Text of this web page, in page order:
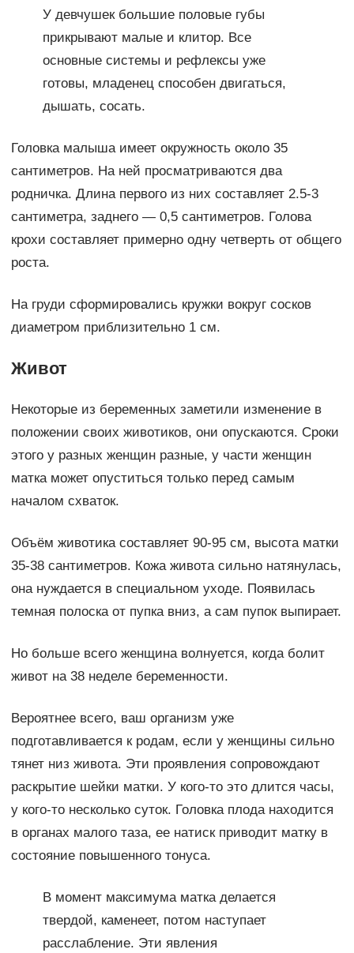
У девчушек большие половые губы
прикрывают малые и клитор. Все
основные системы и рефлексы уже
готовы, младенец способен двигаться,
дышать, сосать.
Головка малыша имеет окружность около 35
сантиметров. На ней просматриваются два
родничка. Длина первого из них составляет 2.5-3
сантиметра, заднего — 0,5 сантиметров. Голова
крохи составляет примерно одну четверть от общего
роста.
На груди сформировались кружки вокруг сосков
диаметром приблизительно 1 см.
Живот
Некоторые из беременных заметили изменение в
положении своих животиков, они опускаются. Сроки
этого у разных женщин разные, у части женщин
матка может опуститься только перед самым
началом схваток.
Объём животика составляет 90-95 см, высота матки
35-38 сантиметров. Кожа живота сильно натянулась,
она нуждается в специальном уходе. Появилась
темная полоска от пупка вниз, а сам пупок выпирает.
Но больше всего женщина волнуется, когда болит
живот на 38 неделе беременности.
Вероятнее всего, ваш организм уже
подготавливается к родам, если у женщины сильно
тянет низ живота. Эти проявления сопровождают
раскрытие шейки матки. У кого-то это длится часы,
у кого-то несколько суток. Головка плода находится
в органах малого таза, ее натиск приводит матку в
состояние повышенного тонуса.
В момент максимума матка делается
твердой, каменеет, потом наступает
расслабление. Эти явления